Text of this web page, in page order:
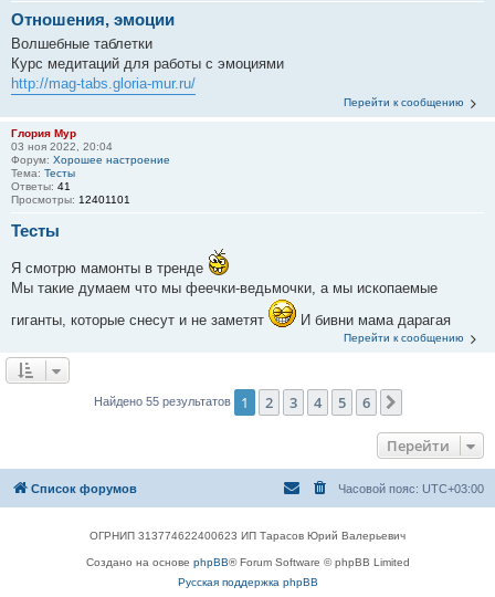
Отношения, эмоции
Волшебные таблетки
Курс медитаций для работы с эмоциями
http://mag-tabs.gloria-mur.ru/
Перейти к сообщению
Глория Мур
03 ноя 2022, 20:04
Форум: Хорошее настроение
Тема: Тесты
Ответы: 41
Просмотры: 12401101
Тесты
Я смотрю мамонты в тренде
Мы такие думаем что мы феечки-ведьмочки, а мы ископаемые
гиганты, которые снесут и не заметят
И бивни мама дарагая
Перейти к сообщению
Найдено 55 результатов 1 2 3 4 5 6
Перейти
Список форумов Часовой пояс: UTC+03:00
ОГРНИП 313774622400623 ИП Тарасов Юрий Валерьевич
Создано на основе phpBB® Forum Software © phpBB Limited
Русская поддержка phpBB